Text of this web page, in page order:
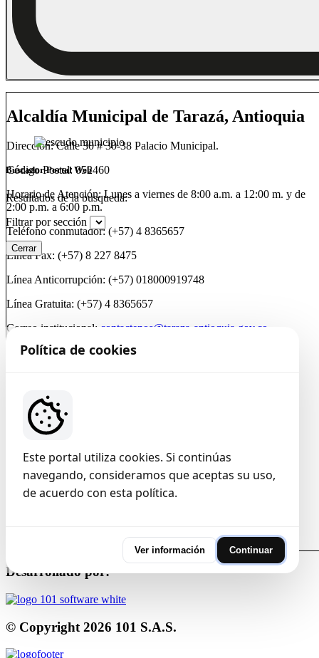
Alcaldía Municipal de Tarazá, Antioquia
Dirección: Calle 30 # 30-38 Palacio Municipal.
Código Postal: 052460
Horario de Atención: Lunes a viernes de 8:00 a.m. a 12:00 m. y de
2:00 p.m. a 6:00 p.m.
Teléfono conmutador: (+57) 4 8365657
Línea Fax: (+57) 8 227 8475
Línea Anticorrupción: (+57) 018000919748
Línea Gratuita: (+57) 4 8365657
Correo institucional: contactenos@taraza-antioquia.gov.co
Notificaciones Judiciales:contactenos@taraza-antioquia.gov.co
@AlcaldíadeTarazá
@AlcaldíadeTarazá
@alcaldiadetaraza
Última Actualización:
05/08/2026 20:12:47
Cantidad de visitas:
Terminos y condiciones
Desarrollado por:
© Copyright 2026 101 S.A.S.
Buscador Portal Web
Resultados de la busqueda:
Filtrar por sección
Cerrar
Política de cookies
Este portal utiliza cookies. Si continúas
navegando, consideramos que aceptas su uso,
de acuerdo con esta política.
Ver información Continuar